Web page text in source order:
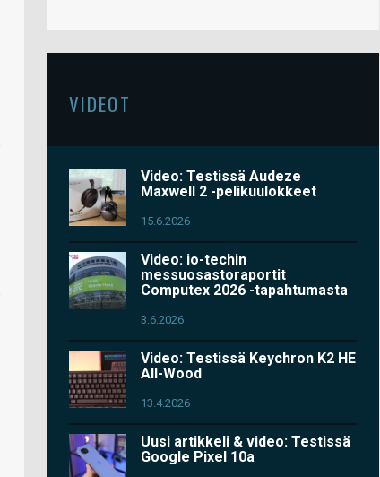
VIDEOT
Video: Testissä Audeze
Maxwell 2 -pelikuulokkeet
15.6.2026
Video: io-techin
messuosastoraportit
Computex 2026 -tapahtumasta
3.6.2026
Video: Testissä Keychron K2 HE
All-Wood
13.4.2026
Uusi artikkeli & video: Testissä
Google Pixel 10a